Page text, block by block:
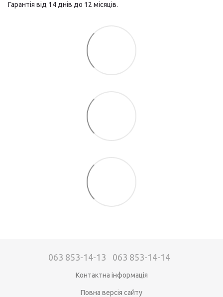
Гарантія від 14 днів до 12 місяців.
063 853-14-13 063 853-14-14
Контактна інформація
Повна версія сайту